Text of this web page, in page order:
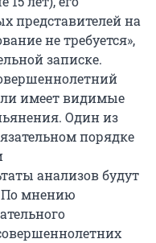
представителей на
не требуется»,
записке.
имеет видимые
Один из
порядке
анализов будут
По мнению